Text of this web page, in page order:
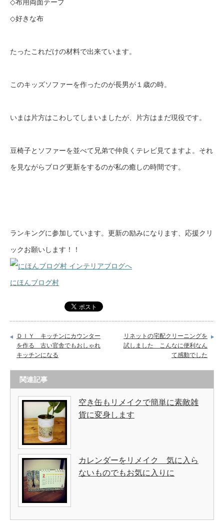
◇布用両面テープ
◇好きな布
たったこれだけの材料で出来ています。
このキッズソファーを作ったのが長男が１歳の時。
いまは片方はこわしてしまいましたが、片方はまだ現役です。
豆椅子とソファーを並べて兄弟で仲良くテレビ見てますよ。それ
を見ながらブログ更新をするのが私の癒しの時間です。
ランキングに参加しています。更新の励みになります、応援クリ
ックお願いします！！
にほんブログ村
ＤＩＹ キッチンにカウンター
を作る 古い官舎でもおしゃれ
キッチンになる
リネットの宅配クリーニングを
試しました こんなに便利なん
て感動でした
関連記事
空き缶もリメイクで簡単に素敵雑
貨に変身します
カレンダーをリメイク 気に入ら
ないものでもお気に入りに